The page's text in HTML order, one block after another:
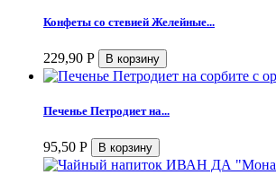
Конфеты со стевией Желейные...
229,90 Р
Печенье Петродиет на...
95,50 Р